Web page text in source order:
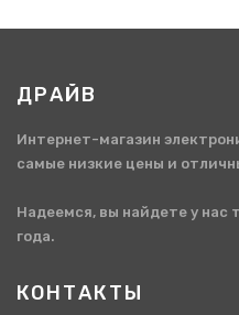
ДРАЙВ
Интернет-магазин
самые низкие цены и
Надеемся, вы найдете у нас
года.
КОНТАКТЫ